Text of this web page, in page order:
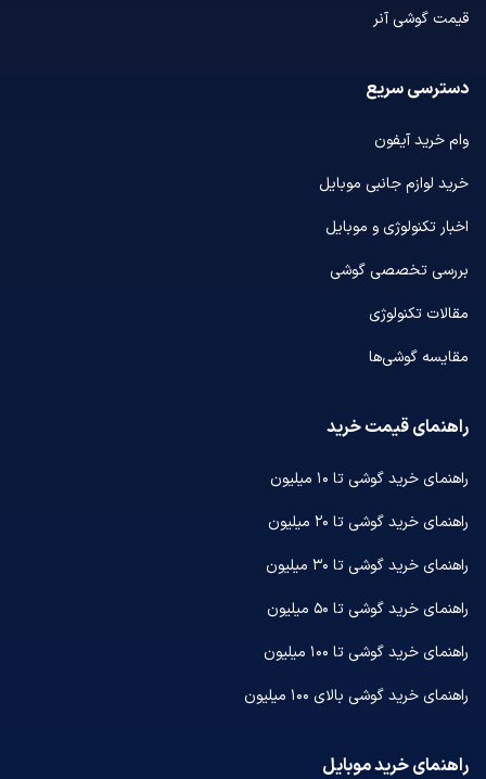
قیمت گوشی آنر
دسترسی سریع
وام خرید آیفون
خرید لوازم جانبی موبایل
اخبار تکنولوژی و موبایل
بررسی تخصصی گوشی
مقالات تکنولوژی
مقایسه گوشی‌ها
راهنمای قیمت خرید
راهنمای خرید گوشی تا ۱۰ میلیون
راهنمای خرید گوشی تا ۲۰ میلیون
راهنمای خرید گوشی تا ۳۰ میلیون
راهنمای خرید گوشی تا ۵۰ میلیون
راهنمای خرید گوشی تا ۱۰۰ میلیون
راهنمای خرید گوشی بالای ۱۰۰ میلیون
راهنمای خرید موبایل